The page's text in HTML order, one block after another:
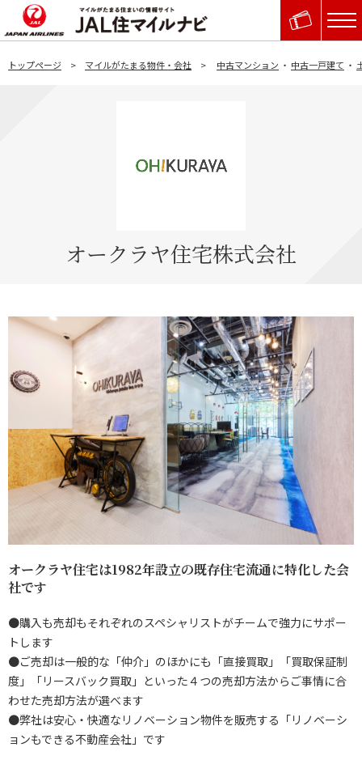
トップページ マイルがたまる物件・会社 中古マンション ・ 中古一戸建て ・
オークラヤ住宅株式会社
オークラヤ住宅は1982年設立の既存住宅流通に特化した会
社です
●購入も売却もそれぞれのスペシャリストがチームで強力にサポー
トします
●ご売却は一般的な「仲介」のほかにも「直接買取」「買取保証制
度」「リースバック買取」といった４つの売却方法からご事情に合
わせた売却方法が選べます
●弊社は安心・快適なリノベーション物件を販売する「リノベーシ
ョンもできる不動産会社」です